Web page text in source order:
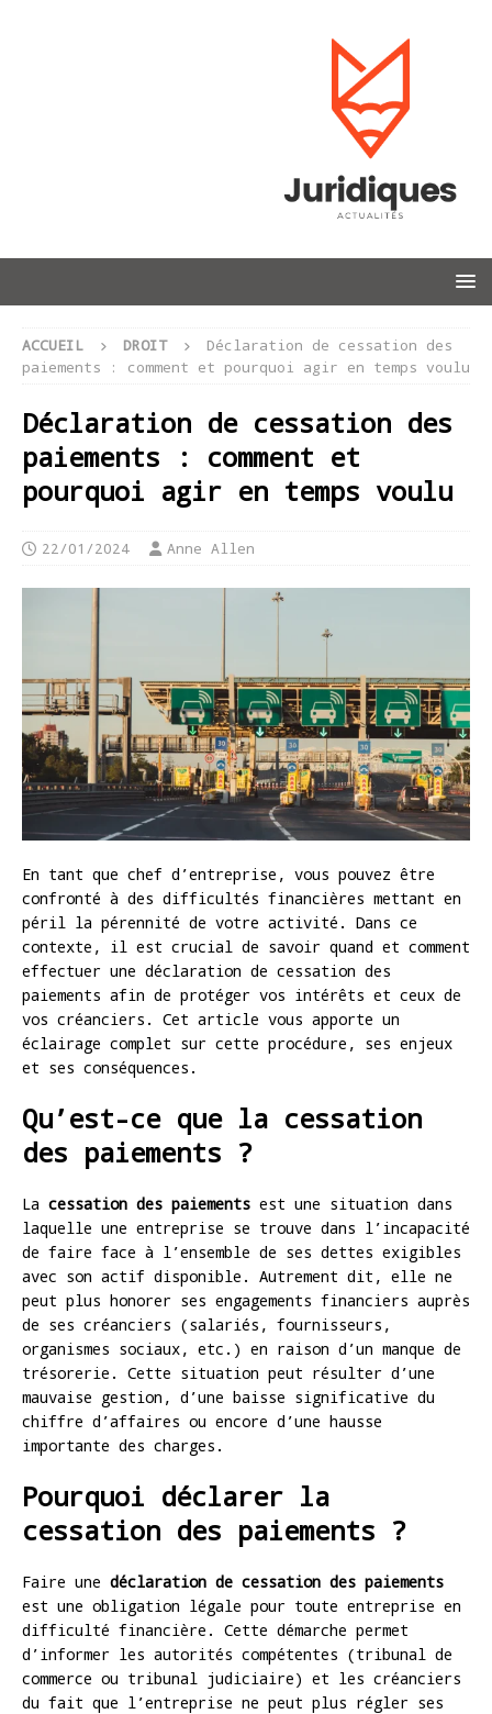
ACCUEIL DROIT
Déclaration de cessation des
paiements : comment et pourquoi agir en temps voulu
Déclaration de cessation des
paiements : comment et
pourquoi agir en temps voulu
22/01/2024 Anne Allen
En tant que chef d’entreprise, vous pouvez être
confronté à des difficultés financières mettant en
péril la pérennité de votre activité. Dans ce
contexte, il est crucial de savoir quand et comment
effectuer une déclaration de cessation des
paiements afin de protéger vos intérêts et ceux de
vos créanciers. Cet article vous apporte un
éclairage complet sur cette procédure, ses enjeux
et ses conséquences.
Qu’est-ce que la cessation
des paiements ?
La cessation des paiements est une situation dans
laquelle une entreprise se trouve dans l’incapacité
de faire face à l’ensemble de ses dettes exigibles
avec son actif disponible. Autrement dit, elle ne
peut plus honorer ses engagements financiers auprès
de ses créanciers (salariés, fournisseurs,
organismes sociaux, etc.) en raison d’un manque de
trésorerie. Cette situation peut résulter d’une
mauvaise gestion, d’une baisse significative du
chiffre d’affaires ou encore d’une hausse
importante des charges.
Pourquoi déclarer la
cessation des paiements ?
Faire une déclaration de cessation des paiements
est une obligation légale pour toute entreprise en
difficulté financière. Cette démarche permet
d’informer les autorités compétentes (tribunal de
commerce ou tribunal judiciaire) et les créanciers
du fait que l’entreprise ne peut plus régler ses